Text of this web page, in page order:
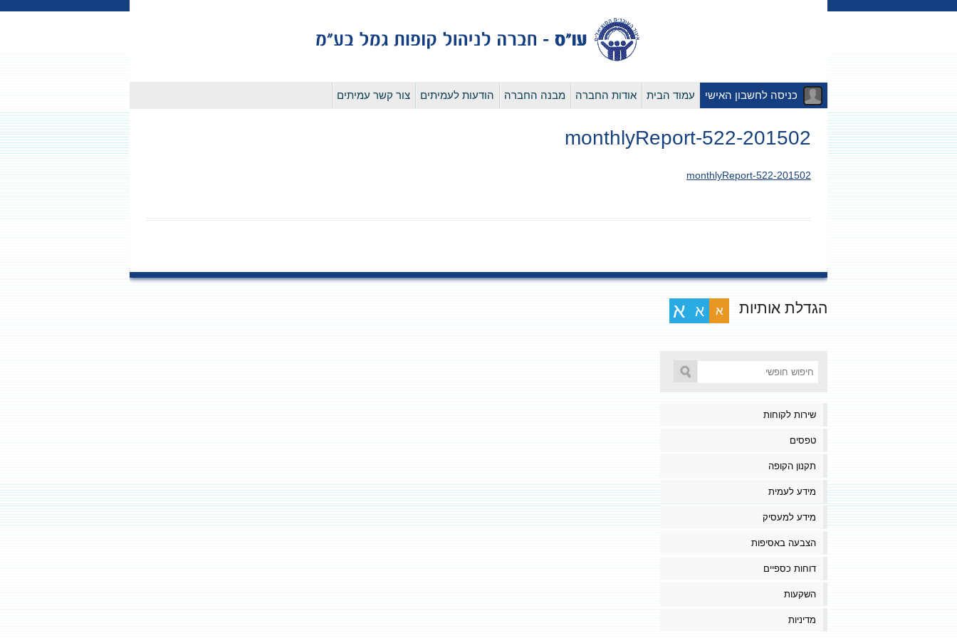
לדלג
כניסה לחשבון האישי עמוד הבית אודות החברה מבנה החברה הודעות לעמיתים צור קשר עמיתים
201502-monthlyReport-522
201502-monthlyReport-522
הגדלת אותיות א א א
שירות לקוחות
טפסים
תקנון הקופה
מידע לעמית
מידע למעסיק
הצבעה באסיפות
דוחות כספיים
השקעות
מדיניות